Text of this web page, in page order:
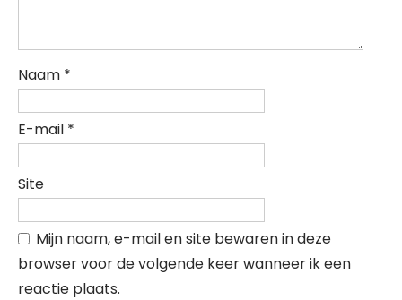
Naam *
E-mail *
Site
Mijn naam, e-mail en site bewaren in deze
browser voor de volgende keer wanneer ik een
reactie plaats.